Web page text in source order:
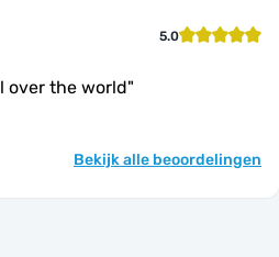
5.0
over the world"
Bekijk alle beoordelingen